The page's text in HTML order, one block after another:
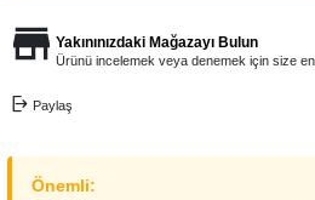
Yakınınızdaki Mağazayı Bulun
Ürünü incelemek veya denemek için size en
Paylaş
Önemli: